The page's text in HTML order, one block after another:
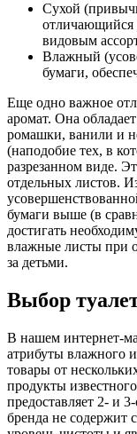
Сухой
отличающийся
видовым
Влажный
бумаги,
Еще одно важное
аромат. Она
ромашки, ванили и
(наподобие тех, в
разрезанном виде.
отдельных листов.
бумаги выше (в
достигать
влажные листы при
за детьми.
Выбор
В нашем интернет-
атрибуты влажного
товары от
продукты
предоставляет 2- и
бренда не содержит